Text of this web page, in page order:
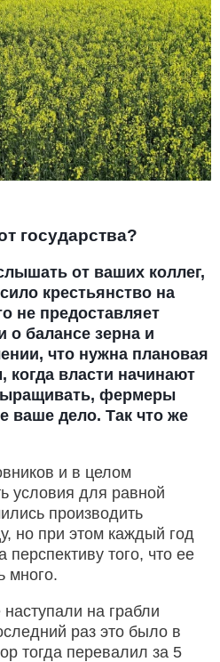
государства?
от ваших коллег,
крестьянство на
не предоставляет
о балансе зерна и
что нужна плановая
когда власти начинают
фермеры
ваше дело. Так что же
и в целом
условия для равной
производить
но при этом каждый год
того, что ее
много.
на грабли
раз это было в
тогда перевалил за 5